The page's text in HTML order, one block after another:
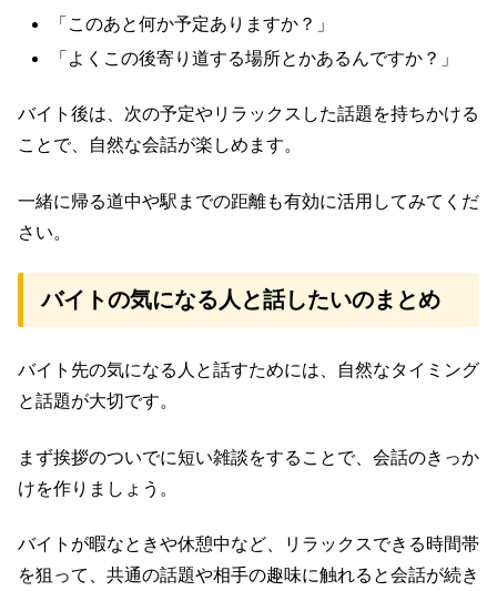
「このあと何か予定ありますか？」
「よくこの後寄り道する場所とかあるんですか？」
バイト後は、次の予定やリラックスした話題を持ちかける
ことで、自然な会話が楽しめます。
一緒に帰る道中や駅までの距離も有効に活用してみてくだ
さい。
バイトの気になる人と話したいのまとめ
バイト先の気になる人と話すためには、自然なタイミング
と話題が大切です。
まず挨拶のついでに短い雑談をすることで、会話のきっか
けを作りましょう。
バイトが暇なときや休憩中など、リラックスできる時間帯
を狙って、共通の話題や相手の趣味に触れると会話が続き